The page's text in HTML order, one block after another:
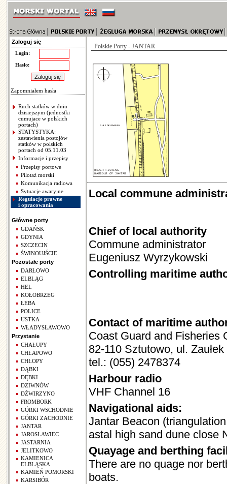
Zaloguj się
Login:
Hasło:
Zapomniałem hasła
Ruch statków w dniu
dzisiejszym (jednostki
cumujace w polskich
portach)
STATYSTYKA:
zestawienia postojów
statków w polskich
portach od 05.11.03
Informacje i przepisy
Przepisy portowe
Pilotaż morski
Komunikacja radiowa
Sytuacje awaryjne
Regulacje prawne
i opracowania
Główne porty
GDAŃSK
GDYNIA
SZCZECIN
ŚWINOUJŚCIE
Pozostałe porty
DARŁOWO
ELBLĄG
HEL
KOŁOBRZEG
ŁEBA
POLICE
USTKA
WŁADYSŁAWOWO
Przystanie
CHAŁUPY
CHŁAPOWO
CHŁOPY
DĄBKI
DĘBKI
DZIWNÓW
DŹWIRZYNO
FROMBORK
GÓRKI WSCHODNIE
GÓRKI ZACHODNIE
JANTAR
JAROSŁAWIEC
JASTARNIA
JELITKOWO
KAMIENICA
ELBLĄSKA
KAMIEŃ POMORSKI
KARSIBÓR
Polskie Porty - JANTAR
Local commune
Chief of local authority
Commune administrator
Eugeniusz Wyrzykowski
Controlling maritime
Contact of maritime
Coast Guard and Fisheries
82-110 Sztutowo, ul. Zaułek
tel.: (055) 2478374
Harbour radio
VHF Channel 16
Navigational aids:
Jantar Beacon
astal high sand dune close
Quayage and berthing
There are no quage nor
boats.